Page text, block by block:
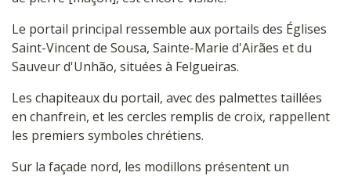
Le portail principal ressemble aux portails des Églises
Saint-Vincent de Sousa, Sainte-Marie d'Airães et du
Sauveur d'Unhão, situées à Felgueiras.
Les chapiteaux du portail, avec des palmettes taillées
en chanfrein, et les cercles remplis de croix, rappellent
les premiers symboles chrétiens.
Sur la façade nord, les modillons présentent un